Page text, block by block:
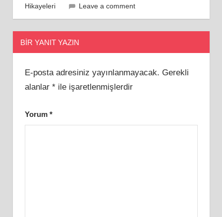
Hikayeleri
Leave a comment
BIR YANIT YAZIN
E-posta adresiniz yayınlanmayacak. Gerekli
alanlar *ile işaretlenmişlerdir
Yorum *